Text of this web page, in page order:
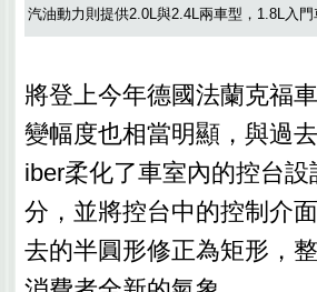
汽油動力則提供2.0L與2.4L兩車型，1.8L入門
將登上今年德國法蘭克福
變幅度也相當明顯，與過
iber柔化了車室內的控台
分，並將控台中的控制介
去的半圓形修正為矩形，